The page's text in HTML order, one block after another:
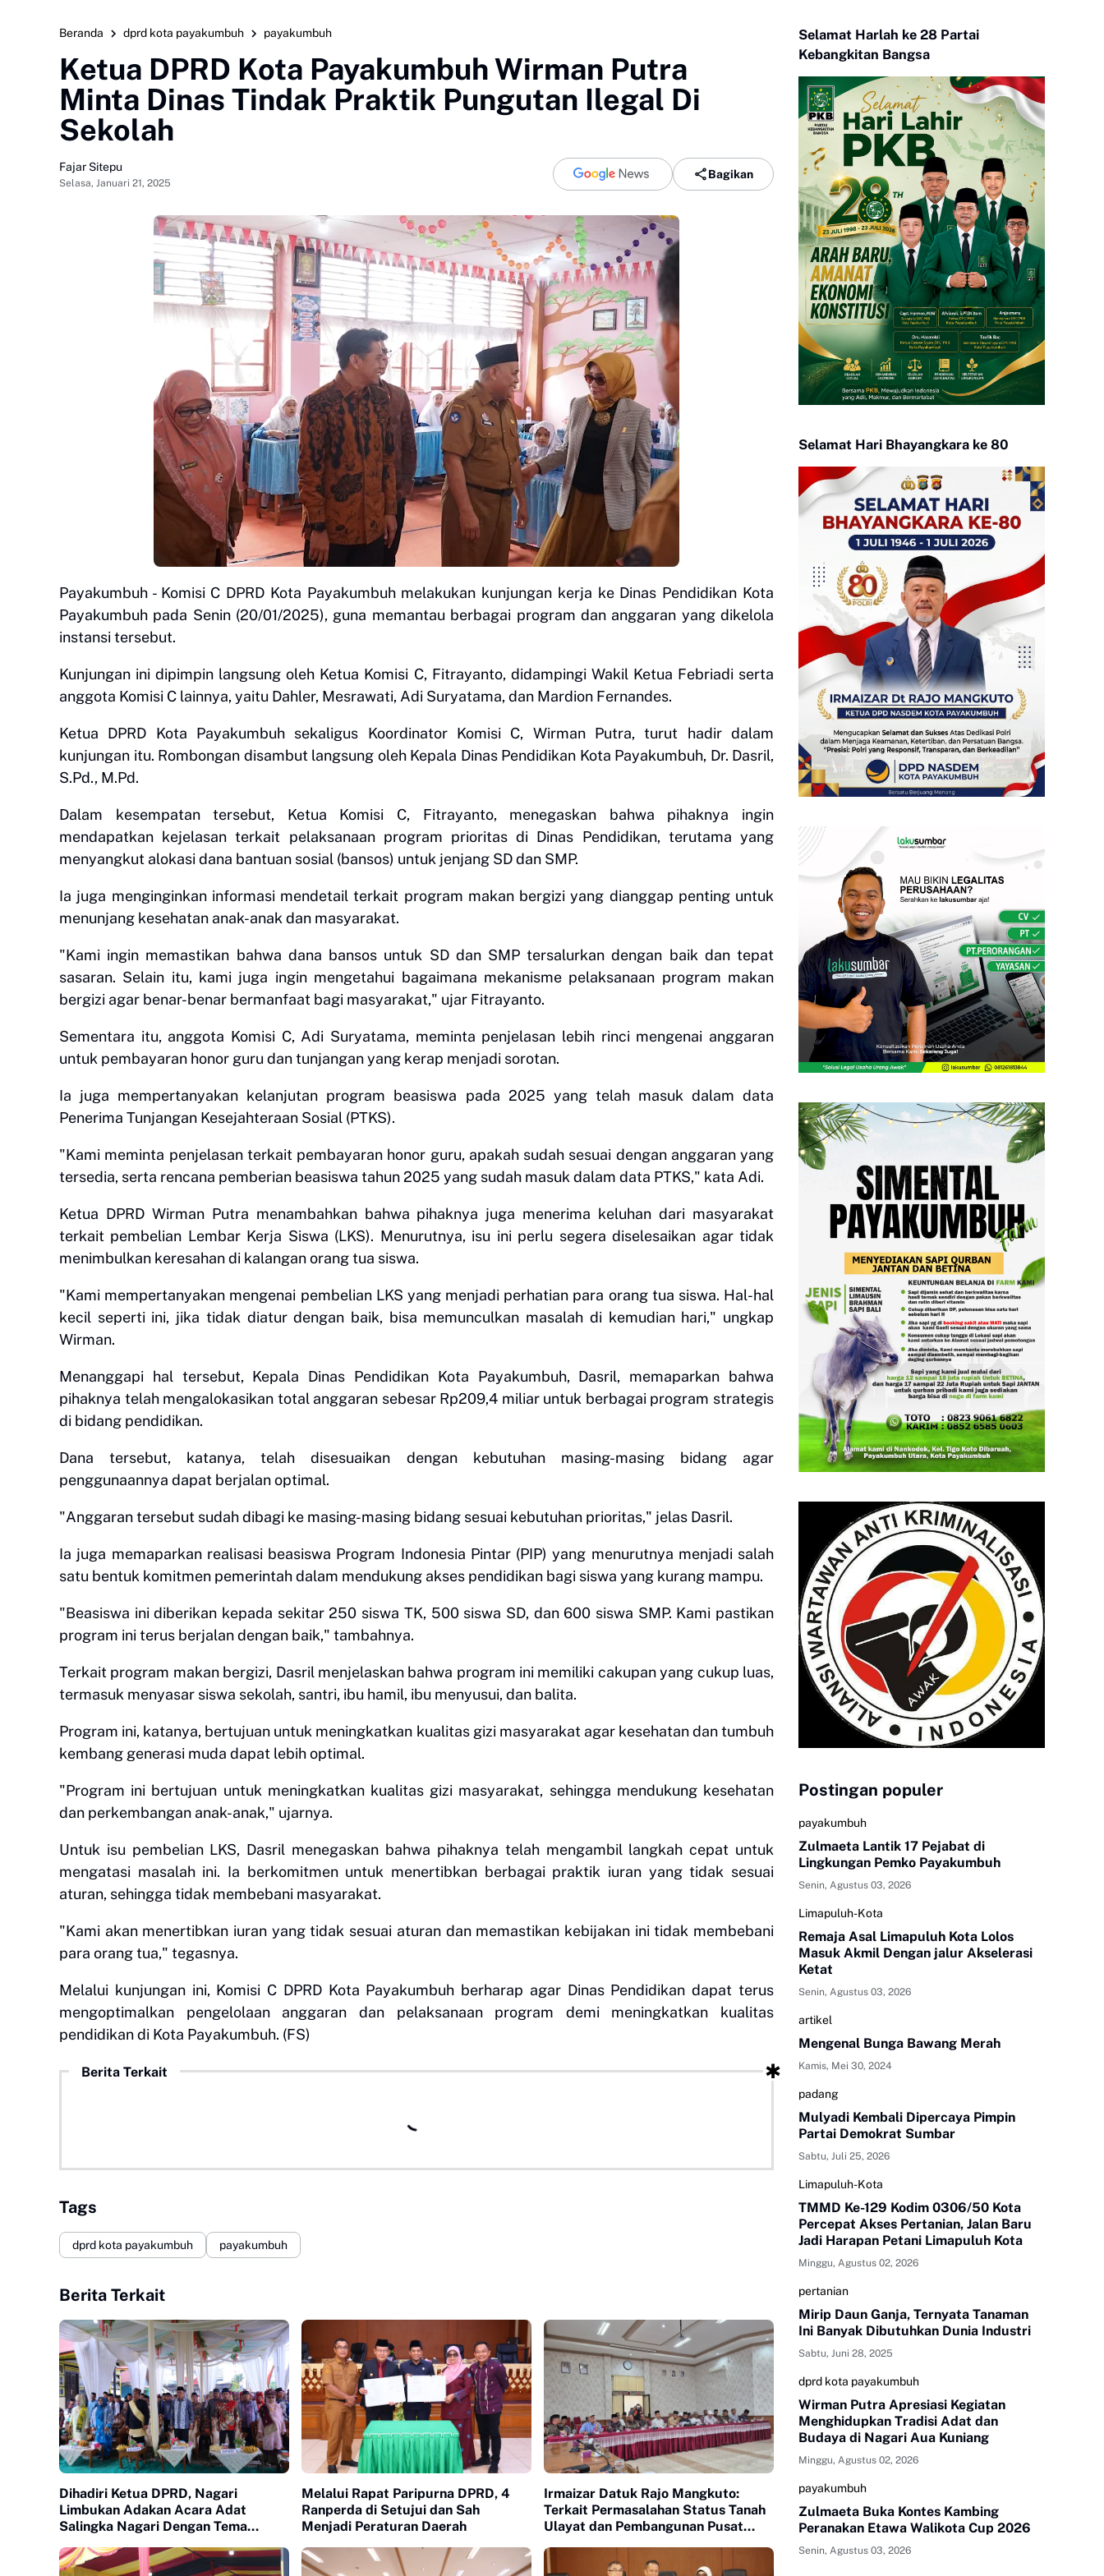
Beranda dprd kota payakumbuh payakumbuh
Ketua DPRD Kota Payakumbuh Wirman Putra
Minta Dinas Tindak Praktik Pungutan Ilegal Di
Sekolah
Fajar Sitepu
Selasa, Januari 21, 2025
Bagikan
Payakumbuh - Komisi C DPRD Kota Payakumbuh melakukan kunjungan kerja ke Dinas Pendidikan Kota
Payakumbuh pada Senin (20/01/2025), guna memantau berbagai program dan anggaran yang dikelola
instansi tersebut.
Kunjungan ini dipimpin langsung oleh Ketua Komisi C, Fitrayanto, didampingi Wakil Ketua Febriadi serta
anggota Komisi C lainnya, yaitu Dahler, Mesrawati, Adi Suryatama, dan Mardion Fernandes.
Ketua DPRD Kota Payakumbuh sekaligus Koordinator Komisi C, Wirman Putra, turut hadir dalam
kunjungan itu. Rombongan disambut langsung oleh Kepala Dinas Pendidikan Kota Payakumbuh, Dr. Dasril,
S.Pd., M.Pd.
Dalam kesempatan tersebut, Ketua Komisi C, Fitrayanto, menegaskan bahwa pihaknya ingin
mendapatkan kejelasan terkait pelaksanaan program prioritas di Dinas Pendidikan, terutama yang
menyangkut alokasi dana bantuan sosial (bansos) untuk jenjang SD dan SMP.
Ia juga menginginkan informasi mendetail terkait program makan bergizi yang dianggap penting untuk
menunjang kesehatan anak-anak dan masyarakat.
"Kami ingin memastikan bahwa dana bansos untuk SD dan SMP tersalurkan dengan baik dan tepat
sasaran. Selain itu, kami juga ingin mengetahui bagaimana mekanisme pelaksanaan program makan
bergizi agar benar-benar bermanfaat bagi masyarakat," ujar Fitrayanto.
Sementara itu, anggota Komisi C, Adi Suryatama, meminta penjelasan lebih rinci mengenai anggaran
untuk pembayaran honor guru dan tunjangan yang kerap menjadi sorotan.
Ia juga mempertanyakan kelanjutan program beasiswa pada 2025 yang telah masuk dalam data
Penerima Tunjangan Kesejahteraan Sosial (PTKS).
"Kami meminta penjelasan terkait pembayaran honor guru, apakah sudah sesuai dengan anggaran yang
tersedia, serta rencana pemberian beasiswa tahun 2025 yang sudah masuk dalam data PTKS," kata Adi.
Ketua DPRD Wirman Putra menambahkan bahwa pihaknya juga menerima keluhan dari masyarakat
terkait pembelian Lembar Kerja Siswa (LKS). Menurutnya, isu ini perlu segera diselesaikan agar tidak
menimbulkan keresahan di kalangan orang tua siswa.
"Kami mempertanyakan mengenai pembelian LKS yang menjadi perhatian para orang tua siswa. Hal-hal
kecil seperti ini, jika tidak diatur dengan baik, bisa memunculkan masalah di kemudian hari," ungkap
Wirman.
Menanggapi hal tersebut, Kepala Dinas Pendidikan Kota Payakumbuh, Dasril, memaparkan bahwa
pihaknya telah mengalokasikan total anggaran sebesar Rp209,4 miliar untuk berbagai program strategis
di bidang pendidikan.
Dana tersebut, katanya, telah disesuaikan dengan kebutuhan masing-masing bidang agar
penggunaannya dapat berjalan optimal.
"Anggaran tersebut sudah dibagi ke masing-masing bidang sesuai kebutuhan prioritas," jelas Dasril.
Ia juga memaparkan realisasi beasiswa Program Indonesia Pintar (PIP) yang menurutnya menjadi salah
satu bentuk komitmen pemerintah dalam mendukung akses pendidikan bagi siswa yang kurang mampu.
"Beasiswa ini diberikan kepada sekitar 250 siswa TK, 500 siswa SD, dan 600 siswa SMP. Kami pastikan
program ini terus berjalan dengan baik," tambahnya.
Terkait program makan bergizi, Dasril menjelaskan bahwa program ini memiliki cakupan yang cukup luas,
termasuk menyasar siswa sekolah, santri, ibu hamil, ibu menyusui, dan balita.
Program ini, katanya, bertujuan untuk meningkatkan kualitas gizi masyarakat agar kesehatan dan tumbuh
kembang generasi muda dapat lebih optimal.
"Program ini bertujuan untuk meningkatkan kualitas gizi masyarakat, sehingga mendukung kesehatan
dan perkembangan anak-anak," ujarnya.
Untuk isu pembelian LKS, Dasril menegaskan bahwa pihaknya telah mengambil langkah cepat untuk
mengatasi masalah ini. Ia berkomitmen untuk menertibkan berbagai praktik iuran yang tidak sesuai
aturan, sehingga tidak membebani masyarakat.
"Kami akan menertibkan iuran yang tidak sesuai aturan dan memastikan kebijakan ini tidak membebani
para orang tua," tegasnya.
Melalui kunjungan ini, Komisi C DPRD Kota Payakumbuh berharap agar Dinas Pendidikan dapat terus
mengoptimalkan pengelolaan anggaran dan pelaksanaan program demi meningkatkan kualitas
pendidikan di Kota Payakumbuh. (FS)
Berita Terkait
Tags
dprd kota payakumbuh payakumbuh
Berita Terkait
Dihadiri Ketua DPRD, Nagari
Limbukan Adakan Acara Adat
Salingka Nagari Dengan Tema
Melalui Rapat Paripurna DPRD, 4
Ranperda di Setujui dan Sah
Menjadi Peraturan Daerah
Irmaizar Datuk Rajo Mangkuto:
Terkait Permasalahan Status Tanah
Ulayat dan Pembangunan Pusat
Memfasilitasi Pihak Terkait Untuk
Selamat Harlah ke 28 Partai
Kebangkitan Bangsa
Selamat Hari Bhayangkara ke 80
Postingan populer
payakumbuh
Zulmaeta Lantik 17 Pejabat di
Lingkungan Pemko Payakumbuh
Senin, Agustus 03, 2026
Limapuluh-Kota
Remaja Asal Limapuluh Kota Lolos
Masuk Akmil Dengan jalur Akselerasi
Ketat
Senin, Agustus 03, 2026
artikel
Mengenal Bunga Bawang Merah
Kamis, Mei 30, 2024
padang
Mulyadi Kembali Dipercaya Pimpin
Partai Demokrat Sumbar
Sabtu, Juli 25, 2026
Limapuluh-Kota
TMMD Ke-129 Kodim 0306/50 Kota
Percepat Akses Pertanian, Jalan Baru
Jadi Harapan Petani Limapuluh Kota
Minggu, Agustus 02, 2026
pertanian
Mirip Daun Ganja, Ternyata Tanaman
Ini Banyak Dibutuhkan Dunia Industri
Sabtu, Juni 28, 2025
dprd kota payakumbuh
Wirman Putra Apresiasi Kegiatan
Menghidupkan Tradisi Adat dan
Budaya di Nagari Aua Kuniang
Minggu, Agustus 02, 2026
payakumbuh
Zulmaeta Buka Kontes Kambing
Peranakan Etawa Walikota Cup 2026
Senin, Agustus 03, 2026